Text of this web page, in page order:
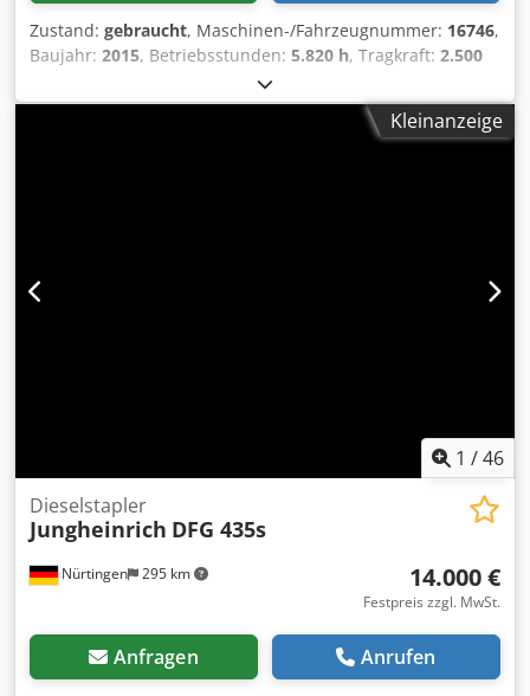
Zustand: gebraucht, Maschinen-/Fahrzeugnummer: 16746,
Baujahr: 2015, Betriebsstunden: 5.820 h, Tragkraft: 2.500
, Freihub:
Lastschwerpunkt:500 mm, Kraftstofftyp:Gas, Masttyp:
1.200 mm,
Kleinanzeige
1 /46
Nürtingen 295 km
Dieselstapler
Jungheinrich DFG 435s
14.000 €
Festpreis zzgl. MwSt.
Anfragen Anrufen